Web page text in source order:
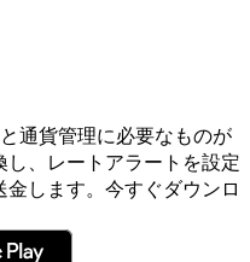
通貨管理に必要なものが
、レートアラートを設定
します。今すぐダウンロ